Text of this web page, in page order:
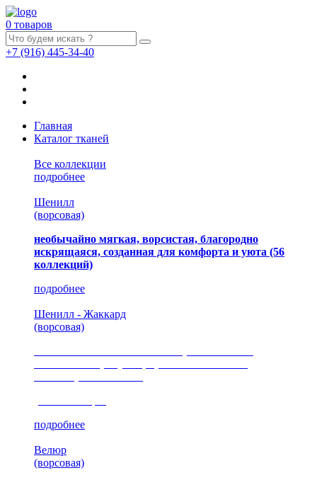
0 товаров
+7 (916) 445-34-40
Главная
Каталог тканей
Все коллекции
подробнее
Шенилл
(ворсовая)
необычайно мягкая, ворсистая, благородно
искрящаяся, созданная для комфорта и уюта (56
коллекций)
подробнее
Шенилл - Жаккард
(ворсовая)
подробнее
Велюр
(ворсовая)